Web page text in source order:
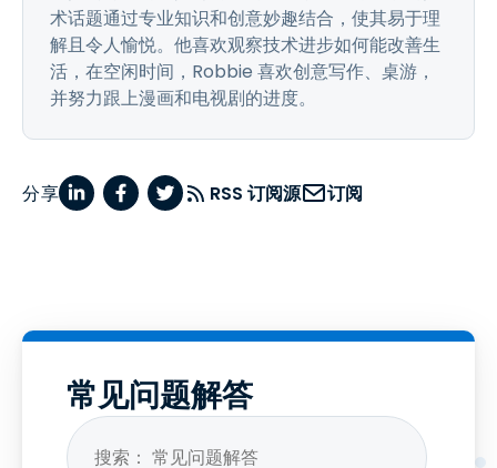
术话题通过专业知识和创意妙趣结合，使其易于理
解且令人愉悦。他喜欢观察技术进步如何能改善生
活，在空闲时间，Robbie 喜欢创意写作、桌游，
并努力跟上漫画和电视剧的进度。
分享 RSS 订阅源 订阅
常见问题解答